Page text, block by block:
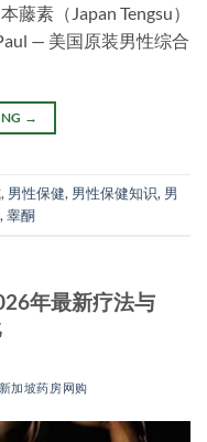
藤素（Japan Tengsu）
— 美国原装男性综合
→
, 男性保健, 男性保健知识, 男
,睾酮
年最新疗法与
新加坡药房网购